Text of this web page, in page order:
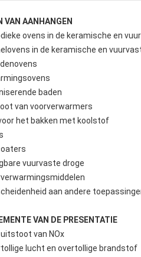
VAN AANHANGEN
ovens in de keramische en
in de keramische en
baden
van voorverwarmers
het bakken met koolstof
vuurvaste droge
aan andere
VAN DE PRESENTATIE
van NOx
lucht en overtollige brandstof